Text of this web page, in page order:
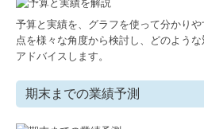
予算と実績を、グラフを使って分かり
点を様々な角度から検討し、どのよう
アドバイスします。
期末までの業績予測